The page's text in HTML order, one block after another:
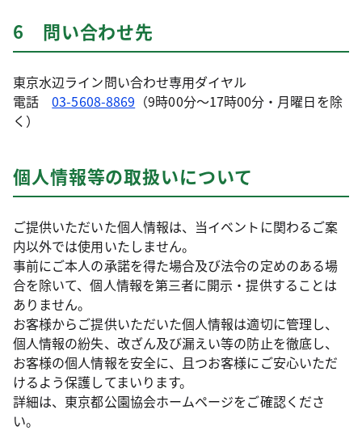
6 問い合わせ先
東京水辺ライン問い合わせ専用ダイヤル
電話03-5608-8869 （9時00分～17時00分・月曜日を除
く）
個人情報等の取扱いについて
ご提供いただいた個人情報は、当イベントに関わるご案
内以外では使用いたしません。
事前にご本人の承諾を得た場合及び法令の定めのある場
合を除いて、個人情報を第三者に開示・提供することは
ありません。
お客様からご提供いただいた個人情報は適切に管理し、
個人情報の紛失、改ざん及び漏えい等の防止を徹底し、
お客様の個人情報を安全に、且つお客様にご安心いただ
けるよう保護してまいります。
詳細は、東京都公園協会ホームページをご確認くださ
い。